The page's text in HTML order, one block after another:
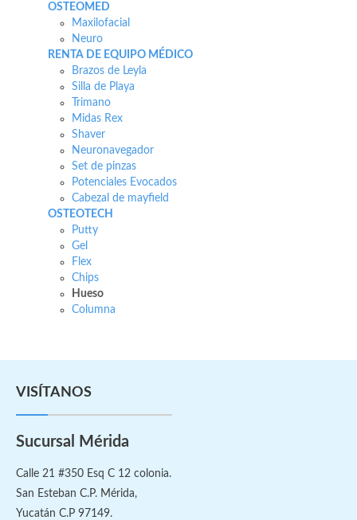
OSTEOMED
Maxilofacial
Neuro
RENTA DE EQUIPO MÉDICO
Brazos de Leyla
Silla de Playa
Trimano
Midas Rex
Shaver
Neuronavegador
Set de pinzas
Potenciales Evocados
Cabezal de mayfield
OSTEOTECH
Putty
Gel
Flex
Chips
Hueso
Columna
VISÍTANOS
Sucursal Mérida
Calle 21 #350 Esq C 12 colonia.
San Esteban C.P. Mérida,
Yucatán C.P 97149.